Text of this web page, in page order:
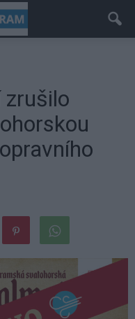
zrušilo